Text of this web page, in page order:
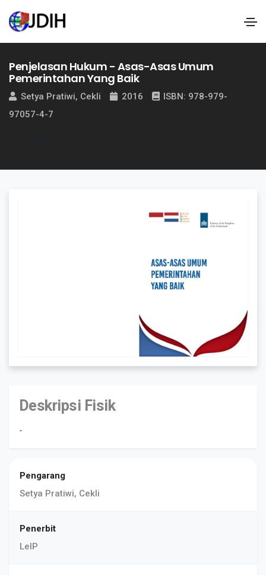
Penjelasan Hukum - Asas-Asas Umum
Pemerintahan Yang Baik
Setya Pratiwi, Cekli 2016
ISBN: 978-979-
97057-4-7
Deskripsi Fisik
-
Pengarang
Setya Pratiwi, Cekli
Penerbit
LeIP